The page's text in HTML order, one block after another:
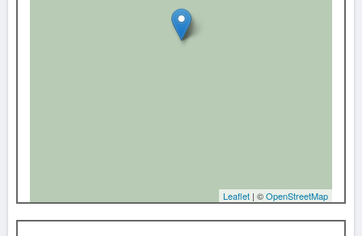
Leaflet | ©OpenStreetMap